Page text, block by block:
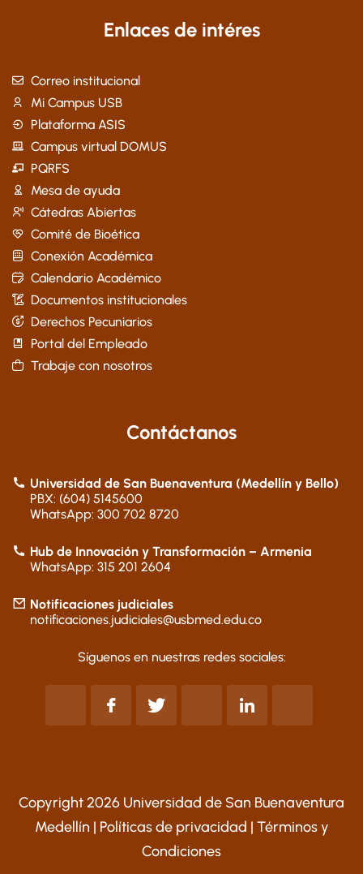
Enlaces de intéres
Correo institucional
Mi Campus USB
Plataforma ASIS
Campus virtual DOMUS
PQRFS
Mesa de ayuda
Cátedras Abiertas
Comité de Bioética
Conexión Académica
Calendario Académico
Documentos institucionales
Derechos Pecuniarios
Portal del Empleado
Trabaje con nosotros
Contáctanos
Universidad de San Buenaventura (Medellín y Bello)
PBX: (604) 5145600
WhatsApp: 300 702 8720
Hub de Innovación y Transformación – Armenia
WhatsApp: 315 201 2604
Notificaciones judiciales
notificaciones.judiciales@usbmed.edu.co
Síguenos en nuestras redes sociales:
Copyright 2026 Universidad de San Buenaventura
Medellín | Políticas de privacidad | Términos y
Condiciones